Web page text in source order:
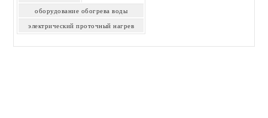
оборудование обогрева воды
электрический проточный нагрев